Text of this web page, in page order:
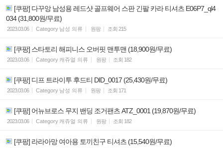
[쿠팡] 다꾸앙 남성용 레드샷 골프웨어 스판 긴팔 카라 티셔츠 E06P7_ql4
034 (31,800원/무료)
2023.03.06 Category 남성 의류 원팡 조회 215
[쿠팡] 스타토리 해피니스 오버핏 맨투맨 (18,900원/무료)
2023.03.06 Category 캐쥬얼 의류 원팡 조회 182
[쿠팡] 디프 트라이투 후드티 DID_0017 (25,430원/무료)
2023.03.06 Category 남성 의류 원팡 조회 171
[쿠팡] 어뉴브로스 무지 밴딩 조거팬츠 ATZ_0001 (19,870원/무료)
2023.03.06 Category 캐쥬얼 의류 원팡 조회 182
[쿠팡] 라라아망 여아용 토끼친구 티셔츠 (15,540원/무료)